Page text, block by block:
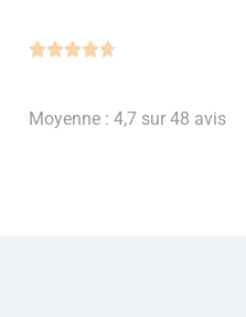

Moyenne : 4,7 sur 48 avis